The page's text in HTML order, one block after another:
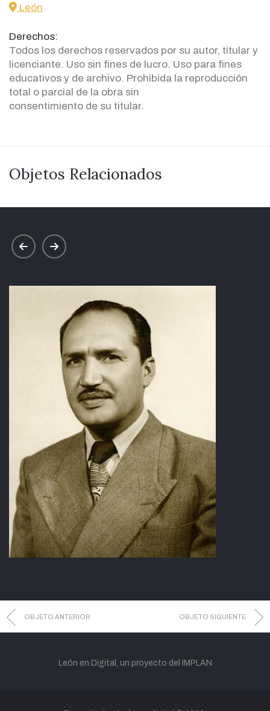
icon
León
Derechos:
Todos los derechos reservados por su autor, titular y
licenciante. Uso sin fines de lucro. Uso para fines
educativos y de archivo. Prohibida la reproducción
total o parcial de la obra sin
consentimiento de su titular.
Objetos Relacionados
prev next
OBJETO ANTERIOR OBJETO SIGUIENTE
León en Digital, un proyecto del IMPLAN